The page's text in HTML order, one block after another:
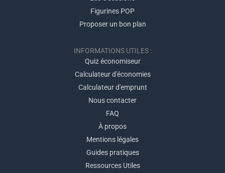
Figurines POP
Proposer un bon plan
INFORMATIONS UTILES :
Quiz économiseur
Calculateur d'économies
Calculateur d'emprunt
Nous contacter
FAQ
À propos
Mentions légales
Guides pratiques
Ressources Utiles